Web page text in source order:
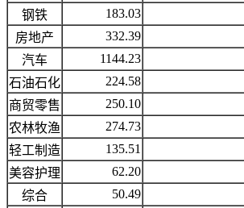
钢铁
183.03
房地产
332.39
汽车
1144.23
石油石化
224.58
商贸零售
250.10
农林牧渔
274.73
轻工制造
135.51
美容护理
62.20
综合
50.49